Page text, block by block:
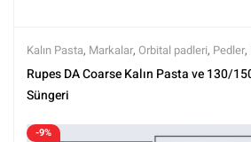
Kalın Pasta, Markalar, Orbital padleri, Pedler,
Polisaj,Polisaj Setleri,Polisaj ve Parlatma,
Ürünler,Tüm Ürünler
Rupes DA Coarse Kalın Pasta ve 130/150 mm Sert Pasta
Süngeri
-9%